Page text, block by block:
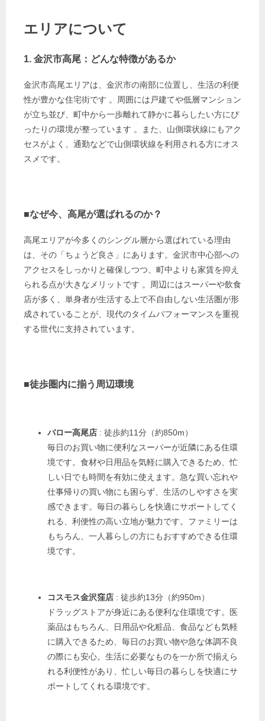
エリアについて
1. 金沢市高尾：どんな特徴があるか
金沢市高尾エリアは、金沢市の南部に位置し、生活の利便
性が豊かな住宅街です 。周囲には戸建てや低層マンション
が立ち並び、町中から一歩離れて静かに暮らしたい方にぴ
ったりの環境が整っています 。また、山側環状線にもアク
セスがよく、通勤などで山側環状線を利用される方にオス
スメです。
■なぜ今、高尾が選ばれるのか？
高尾エリアが今多くのシングル層から選ばれている理由
は、その「ちょうど良さ」にあります。金沢市中心部への
アクセスをしっかりと確保しつつ、町中よりも家賃を抑え
られる点が大きなメリットです 。周辺にはスーパーや飲食
店が多く、単身者が生活する上で不自由しない生活圏が形
成されていることが、現代のタイムパフォーマンスを重視
する世代に支持されています。
■徒歩圏内に揃う周辺環境
バロー高尾店 : 徒歩約11分（約850m）
毎日のお買い物に便利なスーパーが近隣にある住環
境です。食材や日用品を気軽に購入できるため、忙
しい日でも時間を有効に使えます。急な買い忘れや
仕事帰りの買い物にも困らず、生活のしやすさを実
感できます。毎日の暮らしを快適にサポートしてく
れる、利便性の高い立地が魅力です。ファミリーは
もちろん、一人暮らしの方にもおすすめできる住環
境です。
コスモス金沢窪店 : 徒歩約13分（約950m）
ドラッグストアが身近にある便利な住環境です。医
薬品はもちろん、日用品や化粧品、食品なども気軽
に購入できるため、毎日のお買い物や急な体調不良
の際にも安心。生活に必要なものを一か所で揃えら
れる利便性があり、忙しい毎日の暮らしを快適にサ
ポートしてくれる環境です。